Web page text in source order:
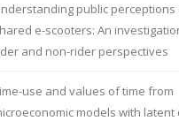
public perceptions
e-scooters: An
and non-rider perspectives
use and values of time from
models with latent